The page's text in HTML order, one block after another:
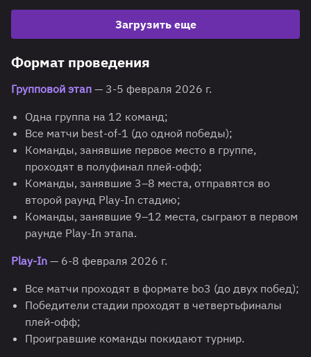
Загрузить еще
Формат проведения
Групповой этап — 3-5 февраля 2026 г.
Одна группа на 12 команд;
Все матчи best-of-1 (до одной победы);
Команды, занявшие первое место в группе,
проходят в полуфинал плей-офф;
Команды, занявшие 3–8 места, отправятся во
второй раунд Play-In стадию;
Команды, занявшие 9–12 места, сыграют в первом
раунде Play-In этапа.
Play-In — 6-8 февраля 2026 г.
Все матчи проходят в формате bo3 (до двух побед);
Победители стадии проходят в четвертьфиналы
плей-офф;
Проигравшие команды покидают турнир.